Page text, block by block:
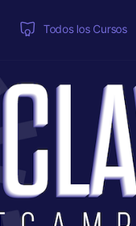
Todos los Cursos